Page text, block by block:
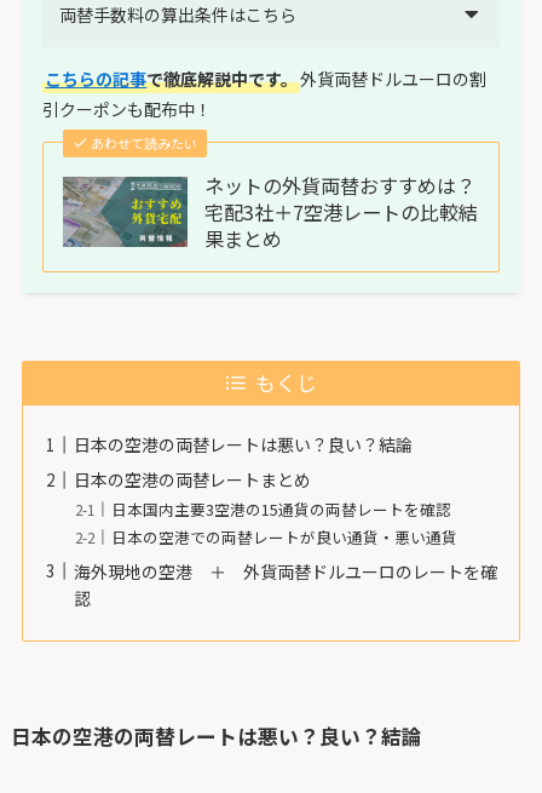
両替手数料の算出条件はこちら
こちらの記事で徹底解説中です。外貨両替ドルユーロの割
引クーポンも配布中！
あわせて読みたい
ネットの外貨両替おすすめは？
宅配3社＋7空港レートの比較結
果まとめ
もくじ
日本の空港の両替レートは悪い？良い？結論
日本の空港の両替レートまとめ
日本国内主要3空港の15通貨の両替レートを確認
日本の空港での両替レートが良い通貨・悪い通貨
海外現地の空港 ＋ 外貨両替ドルユーロのレートを確
認
日本の空港の両替レートは悪い？良い？結論